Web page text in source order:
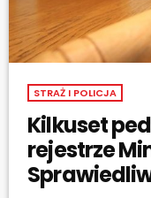
STRAŻ I POLICJA
Kilkuset
rejestrze